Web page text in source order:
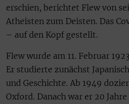
erschien, berichtet Flew von
Atheisten zum Deisten. Das
– auf den Kopf gestellt.
Flew wurde am 11. Februar
Er studierte zunächst
und Geschichte. Ab 1949
Oxford. Danach war er 20